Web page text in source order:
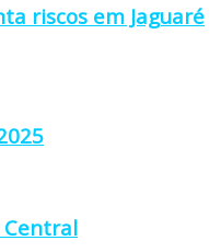
riscos em Jaguaré
Central